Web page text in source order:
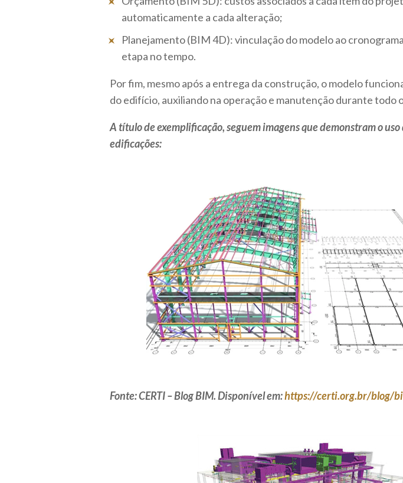
automaticamente a cada alteração;
Planejamento (BIM 4D): vinculação do modelo ao
etapa no tempo.
Por fim, mesmo após a entrega da construção, o modelo
do edifício, auxiliando na operação e manutenção durante todo
A título de exemplificação, seguem imagens que demonstram o
edificações:
Fonte: CERTI – Blog BIM. Disponível em:https://certi.org.br/blog/